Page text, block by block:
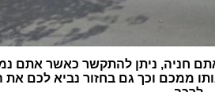
חניה, ניתן להתקשר כאשר אתם
ממכם וכך גם בחזור נביא לכם